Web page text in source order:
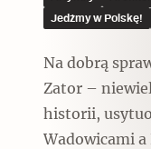
Czytaj dalej
Jedźmy w Polskę!
Na dobrą
Zator –
historii,
Wadowicami